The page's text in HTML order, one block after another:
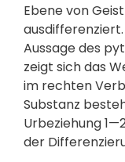
Ebene von
Aussage des
zeigt sich das
im rechten
Substanz
Urbeziehung
der